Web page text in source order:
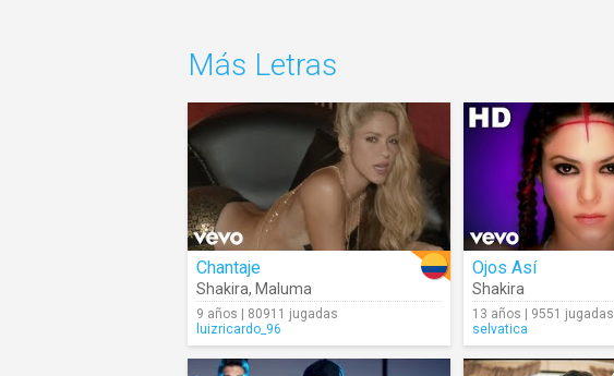
Más Letras
Chantaje
Shakira, Maluma
9 años | 80911 jugadas
luizricardo_96
Ojos Así
Shakira
13 años | 9551 jugadas
selvatica